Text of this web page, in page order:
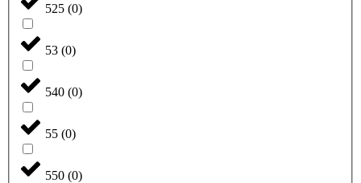
525 (0)
53 (0)
540 (0)
55 (0)
550 (0)